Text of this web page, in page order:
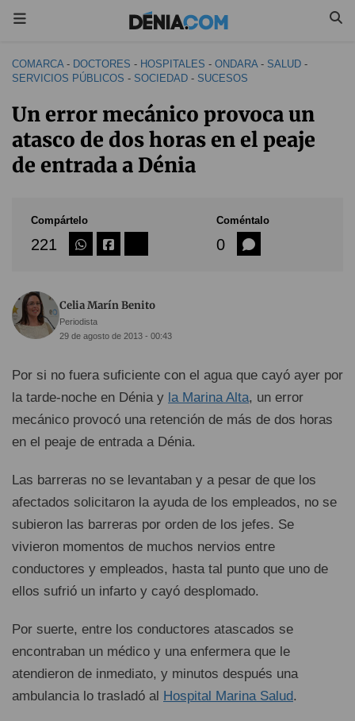
COMARCA- DOCTORES - HOSPITALES - ONDARA- SALUD -
SERVICIOS PÚBLICOS - SOCIEDAD - SUCESOS
Un error mecánico provoca un
atasco de dos horas en el peaje
de entrada a Dénia
Compártelo
221
Coméntalo
0
Celia Marín Benito
Periodista
29 de agosto de 2013 - 00:43
Por si no fuera suficiente con el agua que cayó ayer por
la tarde-noche en Dénia y la Marina Alta, un error
mecánico provocó una retención de más de dos horas
en el peaje de entrada a Dénia.
Las barreras no se levantaban y a pesar de que los
afectados solicitaron la ayuda de los empleados, no se
subieron las barreras por orden de los jefes. Se
vivieron momentos de muchos nervios entre
conductores y empleados, hasta tal punto que uno de
ellos sufrió un infarto y cayó desplomado.
Por suerte, entre los conductores atascados se
encontraban un médico y una enfermera que le
atendieron de inmediato, y minutos después una
ambulancia lo trasladó al Hospital Marina Salud.